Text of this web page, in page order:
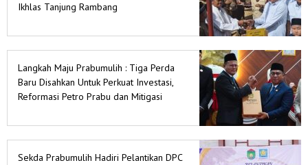
Ikhlas Tanjung Rambang
Langkah Maju Prabumulih : Tiga Perda
Baru Disahkan Untuk Perkuat Investasi,
Reformasi Petro Prabu dan Mitigasi
Sekda Prabumulih Hadiri Pelantikan DPC